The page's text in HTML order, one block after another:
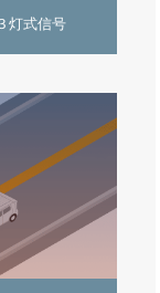
灯式信号